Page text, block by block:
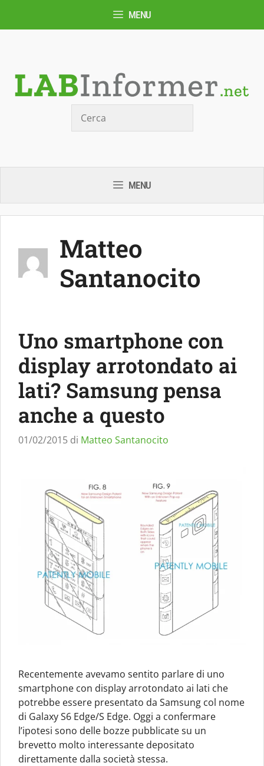
MENU
MENU
Matteo
Santanocito
Uno smartphone con
display arrotondato ai
lati? Samsung pensa
anche a questo
01/02/2015 di Matteo Santanocito
Recentemente avevamo sentito parlare di uno
smartphone con display arrotondato ai lati che
potrebbe essere presentato da Samsung col nome
di Galaxy S6 Edge/S Edge. Oggi a confermare
l’ipotesi sono delle bozze pubblicate su un
brevetto molto interessante depositato
direttamente dalla società stessa.